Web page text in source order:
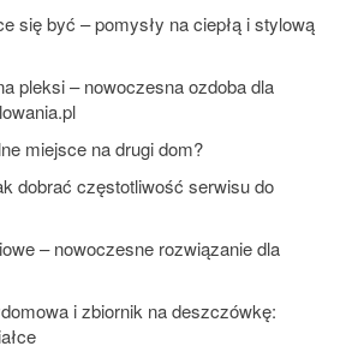
się być – pomysły na ciepłą i stylową
pleksi – nowoczesna ozdoba dla
miejsce na drugi dom?
dobrać częstotliwość serwisu do
– nowoczesne rozwiązanie dla
i zbiornik na deszczówkę: